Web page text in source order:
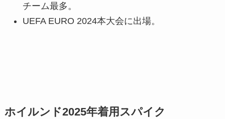
チーム最多。
UEFA EURO 2024本大会に出場。
ホイルンド2025年着用スパイク